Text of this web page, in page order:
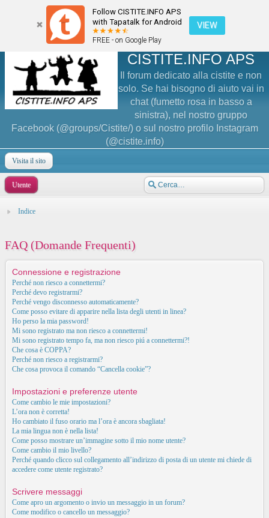
Follow CISTITE.INFO APS
with Tapatalk for Android
FREE - on Google Play
VIEW
CISTITE.INFO APS
Il forum dedicato alla cistite e non
solo. Se hai bisogno di aiuto vai in
chat (fumetto rosa in basso a
sinistra), nel nostro gruppo
Facebook (@groups/Cistite/) o sul nostro profilo Instagram
(@cistite.info)
Visita il sito
Utente
Indice
FAQ (Domande Frequenti)
Connessione e registrazione
Perché non riesco a connettermi?
Perché devo registrarmi?
Perché vengo disconnesso automaticamente?
Come posso evitare di apparire nella lista degli utenti in linea?
Ho perso la mia password!
Mi sono registrato ma non riesco a connettermi!
Mi sono registrato tempo fa, ma non riesco piú a connettermi?!
Che cosa è COPPA?
Perché non riesco a registrarmi?
Che cosa provoca il comando “Cancella cookie”?
Impostazioni e preferenze utente
Come cambio le mie impostazioni?
L’ora non è corretta!
Ho cambiato il fuso orario ma l’ora è ancora sbagliata!
La mia lingua non è nella lista!
Come posso mostrare un’immagine sotto il mio nome utente?
Come cambio il mio livello?
Perché quando clicco sul collegamento all’indirizzo di posta di un utente mi chiede di
accedere come utente registrato?
Scrivere messaggi
Come apro un argomento o invio un messaggio in un forum?
Come modifico o cancello un messaggio?